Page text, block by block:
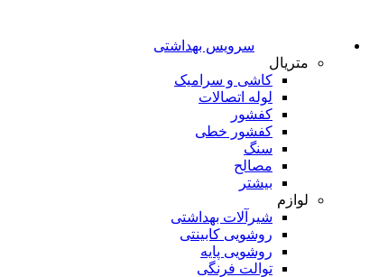
سرویس بهداشتی
متریال
کاشی و سرامیک
لوله اتصالات
کفشور
کفشور خطی
سنگ
مصالح
بیشتر
لوازم
شیرآلات بهداشتی
روشویی کابینتی
روشویی پایه
توالت فرنگی